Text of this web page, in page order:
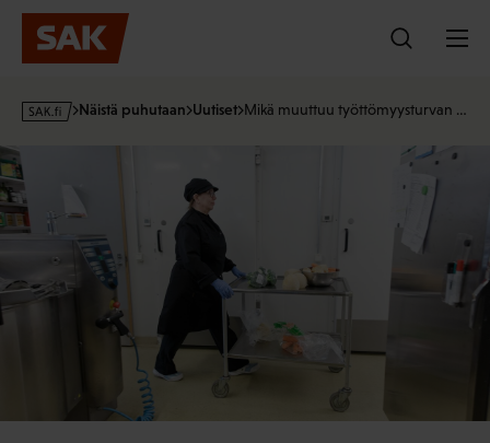
Hyppää
sisältöön
s
·
f
i
Näistä puhutaan Uutiset Mikä muuttuu työttömyysturvan …